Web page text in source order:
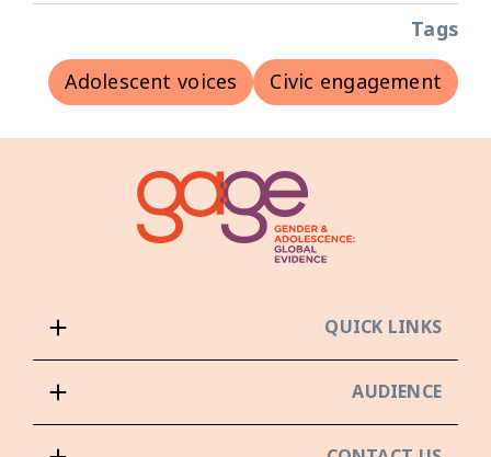
Tags
Civic engagement
Adolescent voices
QUICK LINKS
AUDIENCE